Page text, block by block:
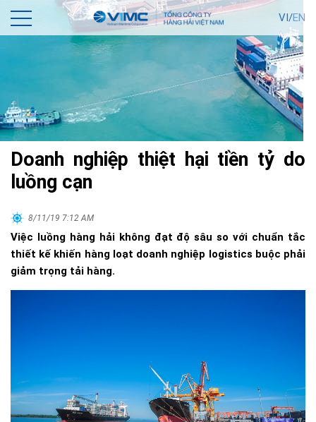
VI/EN
Doanh nghiệp thiệt hại tiền tỷ do
luồng cạn
8/11/19 7:12 AM
Việc luồng hàng hải không đạt độ sâu so với chuẩn tắc
thiết kế khiến hàng loạt doanh nghiệp logistics buộc phải
giảm trọng tải hàng.